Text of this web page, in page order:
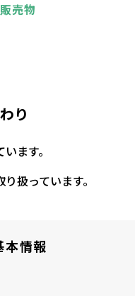
売物
り
ます。
扱っています。
本情報